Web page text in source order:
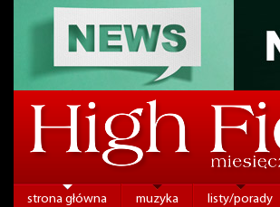
strona główna muzyka listy/porady